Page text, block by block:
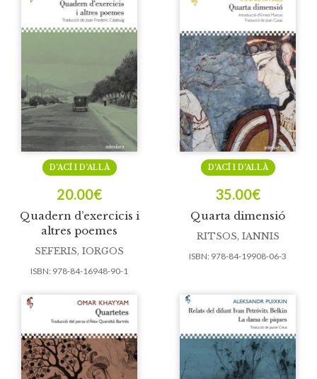
Quadern d’exercicis i
altres poemes
D’ACÍ I D’ALLÀ
20.00€
SEFERIS, IORGOS
ISBN: 978-84-16948-90-1
Quarta dimensió
D’ACÍ I D’ALLÀ
35.00€
RITSOS, IANNIS
ISBN: 978-84-19908-06-3